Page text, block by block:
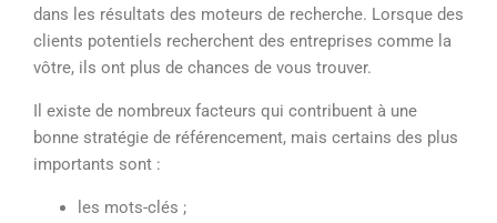
dans les résultats des moteurs de recherche. Lorsque des
clients potentiels recherchent des entreprises comme la
vôtre, ils ont plus de chances de vous trouver.
Il existe de nombreux facteurs qui contribuent à une
bonne stratégie de référencement, mais certains des plus
importants sont :
les mots-clés ;